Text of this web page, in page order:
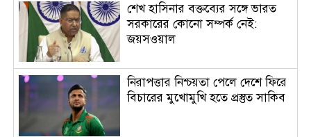
শেখ হাসিনার বক্তব্যের সঙ্গে ভারত
সরকারের কোনো সম্পর্ক নেই:
জয়সওয়াল
নিরাপত্তার নিশ্চয়তা পেলে দেশে ফিরে
বিচারের মুখোমুখি হতে প্রস্তুত সাকিব